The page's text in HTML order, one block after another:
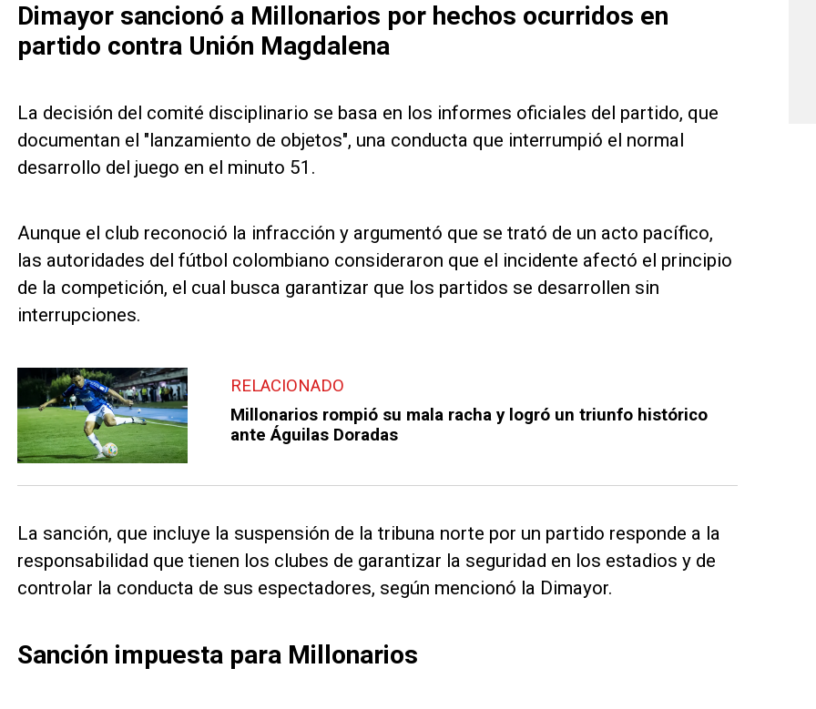
Dimayor sancionó a Millonarios por hechos ocurridos en
partido contra Unión Magdalena
La decisión del comité disciplinario se basa en los informes oficiales del partido, que
documentan el "lanzamiento de objetos", una conducta que interrumpió el normal
desarrollo del juego en el minuto 51.
Aunque el club reconoció la infracción y argumentó que se trató de un acto pacífico,
las autoridades del fútbol colombiano consideraron que el incidente afectó el principio
de la competición, el cual busca garantizar que los partidos se desarrollen sin
interrupciones.
RELACIONADO
Millonarios rompió su mala racha y logró un triunfo histórico
ante Águilas Doradas
La sanción, que incluye la suspensión de la tribuna norte por un partido responde a la
responsabilidad que tienen los clubes de garantizar la seguridad en los estadios y de
controlar la conducta de sus espectadores, según mencionó la Dimayor.
Sanción impuesta para Millonarios